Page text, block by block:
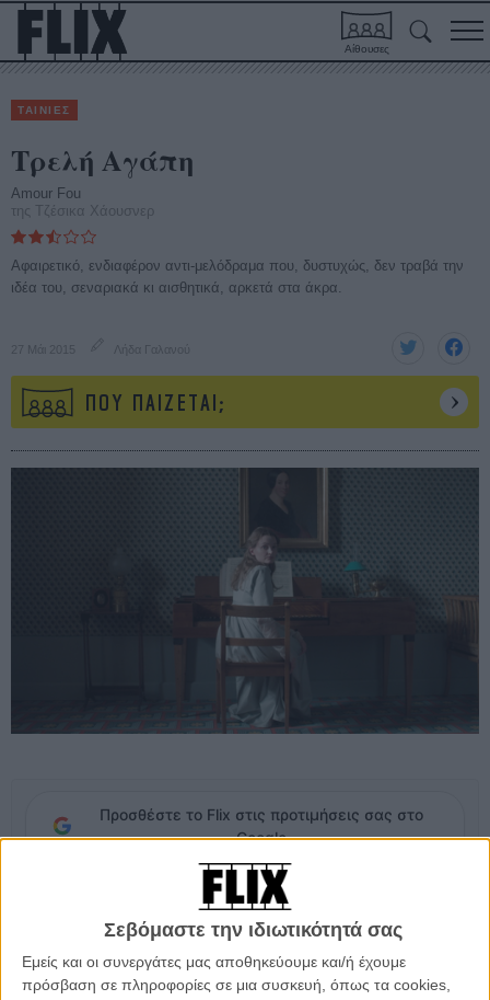
Σεβόμαστε την ιδιωτικότητά σας
Εμείς και οι συνεργάτες μας αποθηκεύουμε και/ή έχουμε
πρόσβαση σε πληροφορίες σε μια συσκευή, όπως τα cookies,
Αίθουσες
ΤΑΙΝΙΕΣ
Τρελή Αγάπη
Amour Fou
της Τζέσικα Χάουσνερ
Αφαιρετικό, ενδιαφέρον αντι-μελόδραμα που, δυστυχώς, δεν τραβά την
ιδέα του, σεναριακά κι αισθητικά, αρκετά στα άκρα.
27 Μάι 2015 Λήδα Γαλανού
ΠΟΥ ΠΑΙΖΕΤΑΙ;
Προσθέστε το Flix στις προτιμήσεις σας στο
Google
Στις αρχές του 19ου αιώνα, στο Βερολίνο, στην καρδιά του
γερμανικού ρομαντισμού, ένας καταθλιπτικός ποιητής, ο Χάινριχ,
την πράξη ως την ύψιστη δήλωση αγάπης και την οριστική